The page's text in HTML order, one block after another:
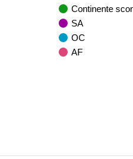
Continente
SA
OC
AF